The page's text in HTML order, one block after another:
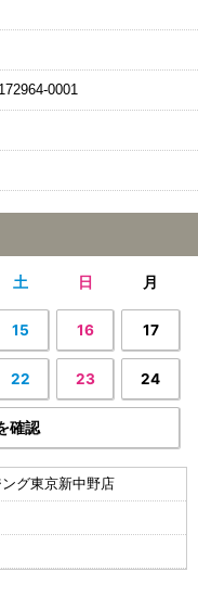
0001
土 日 月
15 16 17
22 23 24
確認
グ東京新中野店